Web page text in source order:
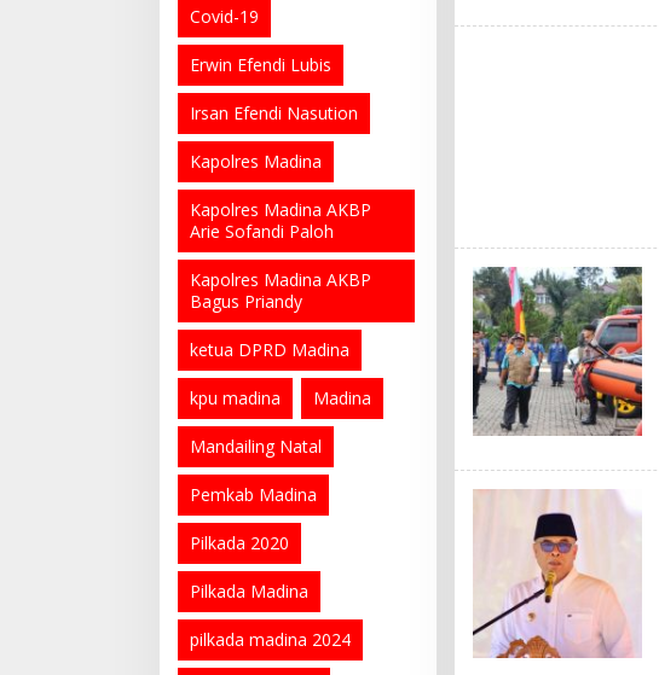
Covid-19
Erwin Efendi Lubis
Irsan Efendi Nasution
Kapolres Madina
Kapolres Madina AKBP
Arie Sofandi Paloh
Kapolres Madina AKBP
Bagus Priandy
ketua DPRD Madina
kpu madina Madina
Mandailing Natal
Pemkab Madina
Pilkada 2020
Pilkada Madina
pilkada madina 2024